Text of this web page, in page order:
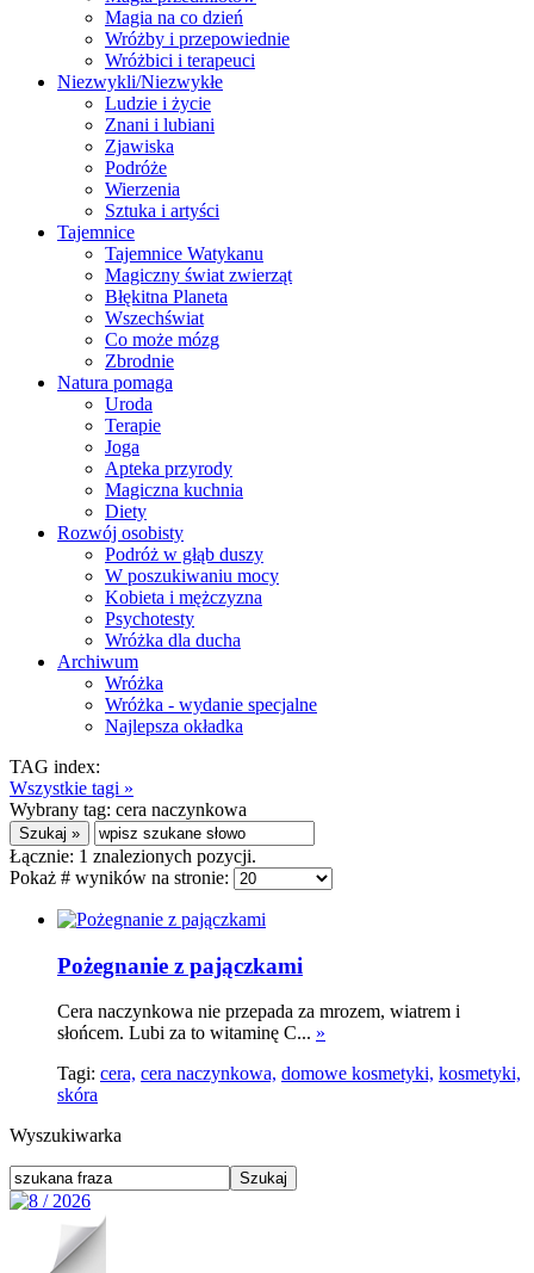
Magia na co dzień
Wróżby i przepowiednie
Wróżbici i terapeuci
Niezwykli/Niezwykłe
Ludzie i życie
Znani i lubiani
Zjawiska
Podróże
Wierzenia
Sztuka i artyści
Tajemnice
Tajemnice Watykanu
Magiczny świat zwierząt
Błękitna Planeta
Wszechświat
Co może mózg
Zbrodnie
Natura pomaga
Uroda
Terapie
Joga
Apteka przyrody
Magiczna kuchnia
Diety
Rozwój osobisty
Podróż w głąb duszy
W poszukiwaniu mocy
Kobieta i mężczyzna
Psychotesty
Wróżka dla ducha
Archiwum
Wróżka
Wróżka - wydanie specjalne
Najlepsza okładka
TAG index:
Wszystkie tagi »
Wybrany tag: cera naczynkowa
Łącznie: 1 znalezionych pozycji.
Pokaż # wyników na stronie:
Pożegnanie z pajączkami
Cera naczynkowa nie przepada za mrozem, wiatrem i
słońcem. Lubi za to witaminę C... »
Tagi: cera, cera naczynkowa, domowe kosmetyki, kosmetyki,
skóra
Wyszukiwarka